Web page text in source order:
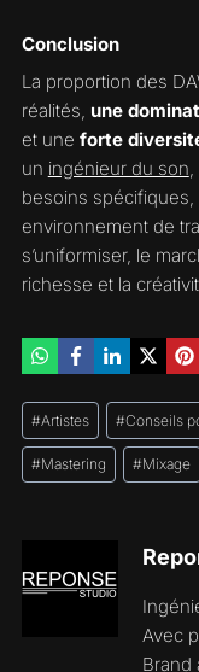
Conclusion
La proportion des
réalités, une
et une forte
un ingénieur du son
besoins
environnement de
s’uniformiser, le
richesse et la
Étiquettes
de
la
#Artistes #Conseils
#Mastering #Mixage
Avec
Brand